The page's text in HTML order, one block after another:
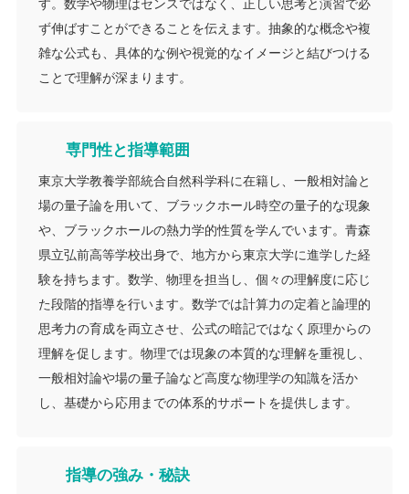
す。数学や物理はセンスではなく、正しい思考と演習で必
ず伸ばすことができることを伝えます。抽象的な概念や複
雑な公式も、具体的な例や視覚的なイメージと結びつける
ことで理解が深まります。
専門性と指導範囲
東京大学教養学部統合自然科学科に在籍し、一般相対論と
場の量子論を用いて、ブラックホール時空の量子的な現象
や、ブラックホールの熱力学的性質を学んでいます。青森
県立弘前高等学校出身で、地方から東京大学に進学した経
験を持ちます。数学、物理を担当し、個々の理解度に応じ
た段階的指導を行います。数学では計算力の定着と論理的
思考力の育成を両立させ、公式の暗記ではなく原理からの
理解を促します。物理では現象の本質的な理解を重視し、
一般相対論や場の量子論など高度な物理学の知識を活か
し、基礎から応用までの体系的サポートを提供します。
指導の強み・秘訣